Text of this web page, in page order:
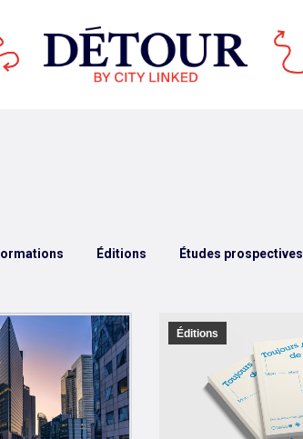
Éditions Études prospectives
Éditions